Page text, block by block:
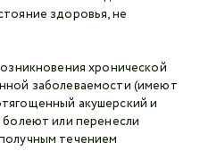
здоровья, не
хронической
заболеваемости (имеют
акушерский и
болеют или перенесли
течением